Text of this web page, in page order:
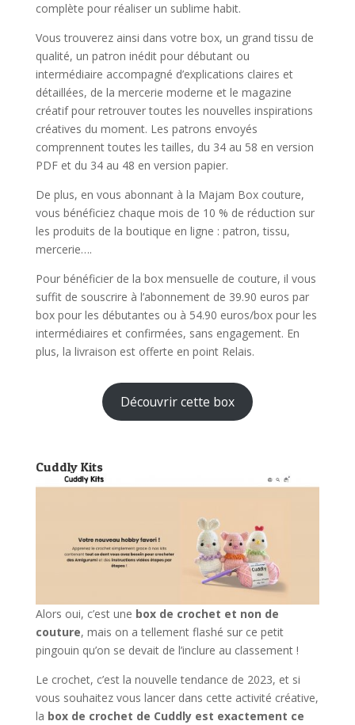
complète pour réaliser un sublime habit.
Vous trouverez ainsi dans votre box, un grand tissu de
qualité, un patron inédit pour débutant ou
intermédiaire accompagné d’explications claires et
détaillées, de la mercerie moderne et le magazine
créatif pour retrouver toutes les nouvelles inspirations
créatives du moment. Les patrons envoyés
comprennent toutes les tailles, du 34 au 58 en version
PDF et du 34 au 48 en version papier.
De plus, en vous abonnant à la Majam Box couture,
vous bénéficiez chaque mois de 10 % de réduction sur
les produits de la boutique en ligne : patron, tissu,
mercerie….
Pour bénéficier de la box mensuelle de couture, il vous
suffit de souscrire à l’abonnement de 39.90 euros par
box pour les débutantes ou à 54.90 euros/box pour les
intermédiaires et confirmées, sans engagement. En
plus, la livraison est offerte en point Relais.
Découvrir cette box
Cuddly Kits
Alors oui, c’est une box de crochet et non de
couture, mais on a tellement flashé sur ce petit
pingouin qu’on se devait de l’inclure au classement !
Le crochet, c’est la nouvelle tendance de 2023, et si
vous souhaitez vous lancer dans cette activité créative,
la box de crochet de Cuddly est exactement ce